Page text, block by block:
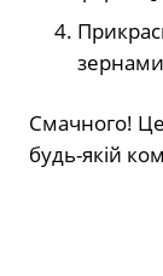
Смачного!
будь-якій